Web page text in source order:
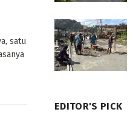
satu
EDITOR'S PICK